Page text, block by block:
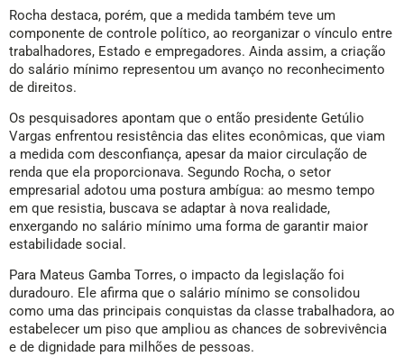
Rocha destaca, porém, que a medida também teve um
componente de controle político, ao reorganizar o vínculo entre
trabalhadores, Estado e empregadores. Ainda assim, a criação
do salário mínimo representou um avanço no reconhecimento
de direitos.
Os pesquisadores apontam que o então presidente Getúlio
Vargas enfrentou resistência das elites econômicas, que viam
a medida com desconfiança, apesar da maior circulação de
renda que ela proporcionava. Segundo Rocha, o setor
empresarial adotou uma postura ambígua: ao mesmo tempo
em que resistia, buscava se adaptar à nova realidade,
enxergando no salário mínimo uma forma de garantir maior
estabilidade social.
Para Mateus Gamba Torres, o impacto da legislação foi
duradouro. Ele afirma que o salário mínimo se consolidou
como uma das principais conquistas da classe trabalhadora, ao
estabelecer um piso que ampliou as chances de sobrevivência
e de dignidade para milhões de pessoas.